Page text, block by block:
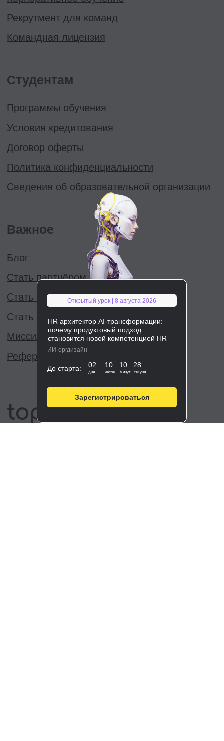
Эйчары обращают внимание
на почту соискателя. У вас
красивая или fgh12j332jb?
Подпишитесь на нашу рассылку.
до зарплаты и должности мечты
Проект реализуется при грантовой
поддержке Фонда «Сколково»
HR архитектор AI-трансформации:
почему продуктовый подход
становится новой компетенцией HR
Открытый урок | 8 августа 2026
Зарегистрироваться
До старта:
ИИ-оргдизайн
:
:
: 10
минут
02
секунд
28
10
дня часов